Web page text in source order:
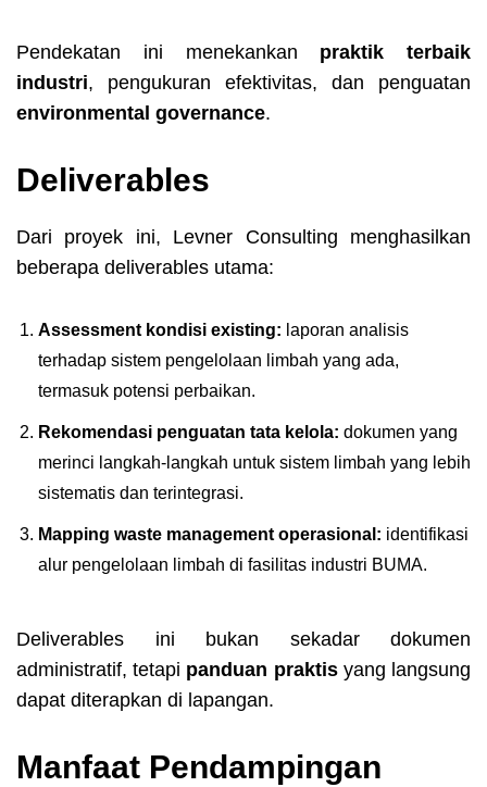
Pendekatan ini menekankan praktik terbaik
industri, pengukuran efektivitas, dan penguatan
environmental governance.
Deliverables
Dari proyek ini, Levner Consulting menghasilkan
beberapa deliverables utama:
Assessment kondisi existing: laporan analisis
terhadap sistem pengelolaan limbah yang ada,
termasuk potensi perbaikan.
Rekomendasi penguatan tata kelola: dokumen yang
merinci langkah-langkah untuk sistem limbah yang lebih
sistematis dan terintegrasi.
Mapping waste management operasional: identifikasi
alur pengelolaan limbah di fasilitas industri BUMA.
Deliverables ini bukan sekadar dokumen
administratif, tetapi panduan praktisyang langsung
dapat diterapkan di lapangan.
Manfaat Pendampingan